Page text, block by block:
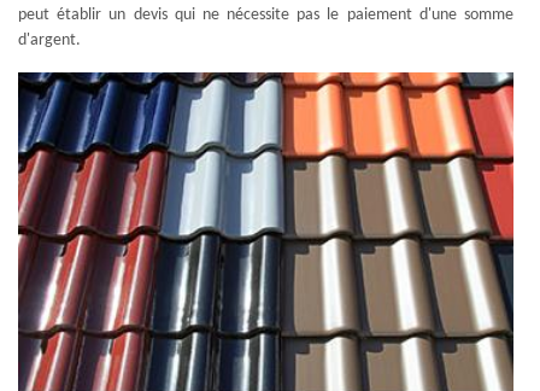
peut établir un devis qui ne nécessite pas le paiement d'une somme
d'argent.